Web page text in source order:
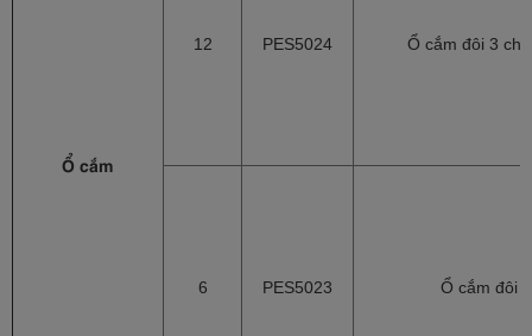
Ổ cắm
12 PES5024 Ổ cắm đôi 3
6 PES5023 Ổ cắm đôi